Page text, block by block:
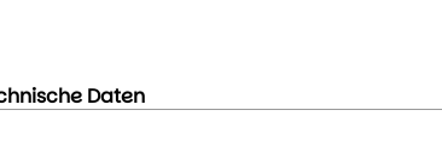
Daten